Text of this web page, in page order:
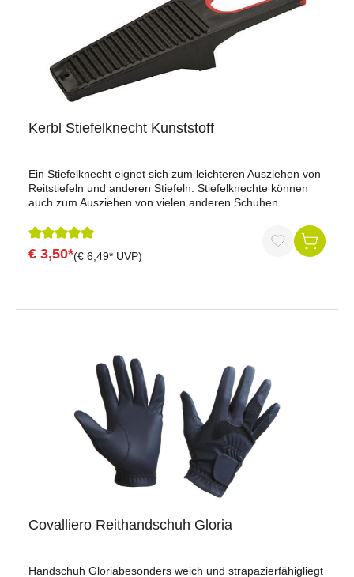
Kerbl Stiefelknecht Kunststoff
Ein Stiefelknecht eignet sich zum leichteren Ausziehen von
Reitstiefeln und anderen Stiefeln. Stiefelknechte können
auch zum Ausziehen von vielen anderen Schuhen
beachten sie, dass die abgebildete Farbe des
Durchschnittliche Bewertung von 5 von 5 Sternen
€ 3,50*(€ 6,49* UVP)
Covalliero Reithandschuh Gloria
Handschuh Gloriabesonders weich und strapazierfähigliegt